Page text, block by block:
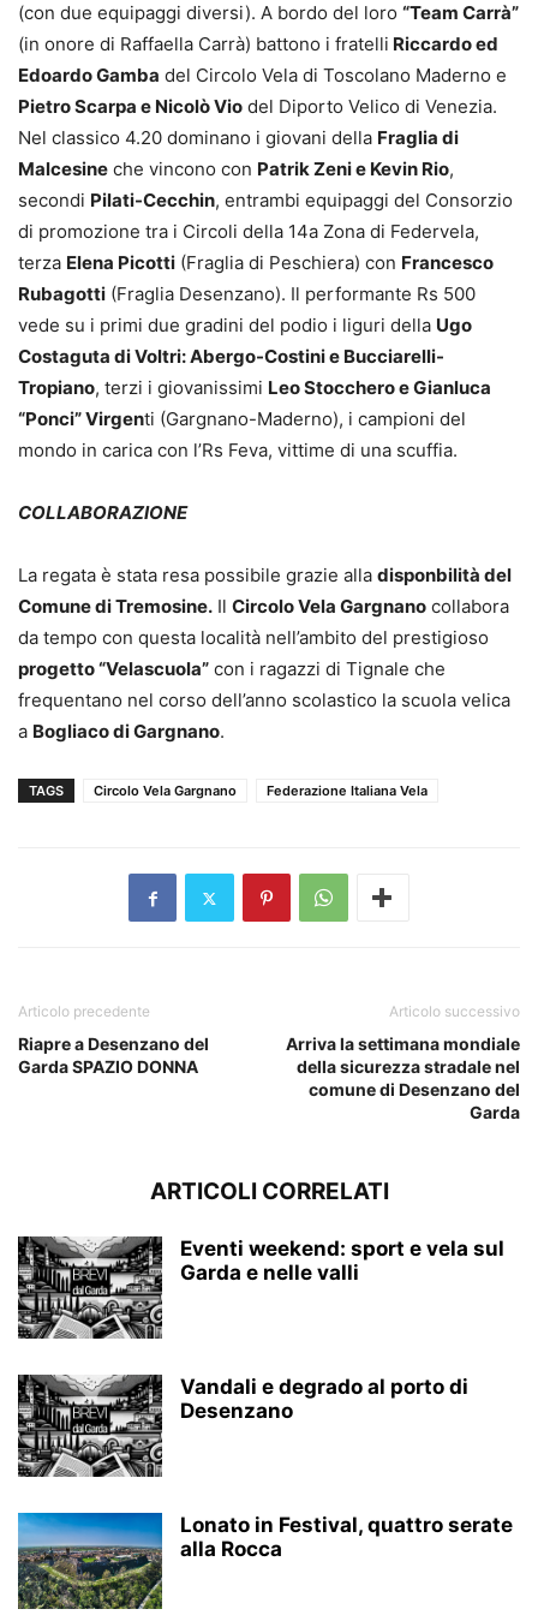
(con due equipaggi diversi). A bordo del loro “Team Carrà”
(in onore di Raffaella Carrà) battono i fratelli Riccardo ed
Edoardo Gamba del Circolo Vela di Toscolano Maderno e
Pietro Scarpa e Nicolò Vio del Diporto Velico di Venezia.
Nel classico 4.20 dominano i giovani della Fraglia di
Malcesine che vincono con Patrik Zeni e Kevin Rio,
secondi Pilati-Cecchin, entrambi equipaggi del Consorzio
di promozione tra i Circoli della 14a Zona di Federvela,
terza Elena Picotti (Fraglia di Peschiera) con Francesco
Rubagotti (Fraglia Desenzano). Il performante Rs 500
vede su i primi due gradini del podio i liguri della Ugo
Costaguta di Voltri: Abergo-Costini e Bucciarelli-
Tropiano, terzi i giovanissimi Leo Stocchero e Gianluca
“Ponci” Virgenti (Gargnano-Maderno), i campioni del
mondo in carica con l’Rs Feva, vittime di una scuffia.
COLLABORAZIONE
La regata è stata resa possibile grazie alla disponbilità del
Comune di Tremosine. Il Circolo Vela Gargnano collabora
da tempo con questa località nell’ambito del prestigioso
progetto “Velascuola” con i ragazzi di Tignale che
frequentano nel corso dell’anno scolastico la scuola velica
a Bogliaco di Gargnano.
TAGS Circolo Vela Gargnano Federazione Italiana Vela
Articolo precedente
Riapre a Desenzano del
Garda SPAZIO DONNA
Articolo successivo
Arriva la settimana mondiale
della sicurezza stradale nel
comune di Desenzano del
Garda
ARTICOLI CORRELATI
Eventi weekend: sport e vela sul
Garda e nelle valli
Vandali e degrado al porto di
Desenzano
Lonato in Festival, quattro serate
alla Rocca